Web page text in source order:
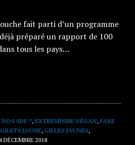
fait parti d’un programme
préparé un rapport de 100
tous les pays…
NOS SDF ?, EXTREMISME VÉGAN, FAKE
GILETS JAUNE, GILLES JAUNES,
DÉCEMBRE 2018